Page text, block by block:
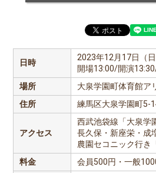
日時
2023年12月17日（日
開場13:00/開演
場所
大泉学園町体育館ア
住所
練馬区大泉学園町5-
アクセス
西武池袋線「大泉学
長久保・新座栄・成
農園セコニック行き
料金
会員500円・一般